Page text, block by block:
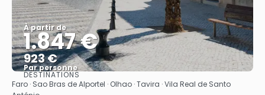
À partir de
1.847 €
923 €
Par personne
Afficher
DESTINATIONS
Faro · Sao Bras de Alportel · Olhao · Tavira · Vila Real de Santo